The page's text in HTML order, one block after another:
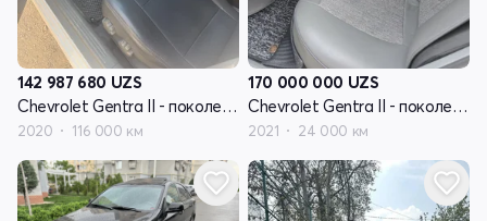
142 987 680 UZS
Chevrolet Gentra II - поколение
2020 116 000 км
170 000 000 UZS
Chevrolet Gentra II - поколение
2021 24 000 км